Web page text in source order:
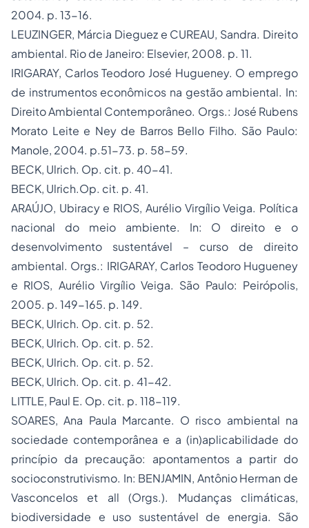
2004. p. 13-16.
LEUZINGER, Márcia Dieguez e CUREAU, Sandra. Direito
ambiental. Rio de Janeiro: Elsevier, 2008. p. 11.
IRIGARAY, Carlos Teodoro José Hugueney. O emprego
de instrumentos econômicos na gestão ambiental. In:
Direito Ambiental Contemporâneo. Orgs.: José Rubens
Morato Leite e Ney de Barros Bello Filho. São Paulo:
Manole, 2004. p.51-73. p. 58-59.
BECK, Ulrich. Op. cit. p. 40-41.
BECK, Ulrich.Op. cit. p. 41.
ARAÚJO, Ubiracy e RIOS, Aurélio Virgílio Veiga. Política
nacional do meio ambiente. In: O direito e o
desenvolvimento sustentável – curso de direito
ambiental. Orgs.: IRIGARAY, Carlos Teodoro Hugueney
e RIOS, Aurélio Virgílio Veiga. São Paulo: Peirópolis,
2005. p. 149-165. p. 149.
BECK, Ulrich. Op. cit. p. 52.
BECK, Ulrich. Op. cit. p. 52.
BECK, Ulrich. Op. cit. p. 52.
BECK, Ulrich. Op. cit. p. 41-42.
LITTLE, Paul E. Op. cit. p. 118-119.
SOARES, Ana Paula Marcante. O risco ambiental na
sociedade contemporânea e a (in)aplicabilidade do
princípio da precaução: apontamentos a partir do
socioconstrutivismo. In: BENJAMIN, Antônio Herman de
Vasconcelos et all (Orgs.). Mudanças climáticas,
biodiversidade e uso sustentável de energia. São